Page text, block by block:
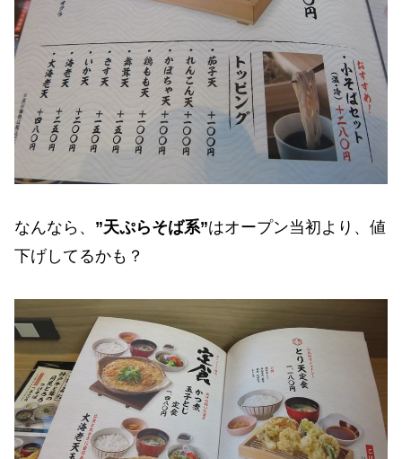
なんなら、 ”天ぷらそば系”はオープン当初より、値
下げしてるかも？